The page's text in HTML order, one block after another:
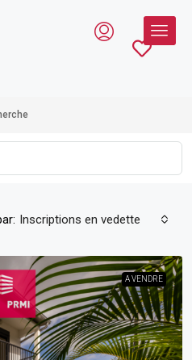
Inscriptions en vedette
A VENDRE